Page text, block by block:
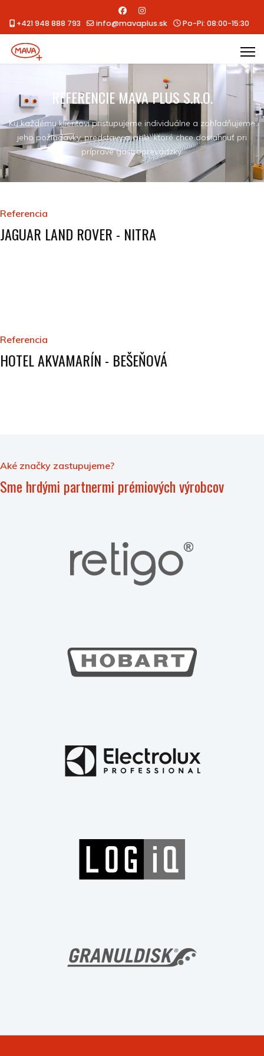
+421 948 888 793 info@mavaplus.sk Po-Pi: 08:00-15:30
REFERENCIE MAVA PLUS S.R.O.
Ku každému klientovi pristupujeme individuálne a zohľadňujeme
jeho požiadavky, predstavy a ciele, ktoré chce dosiahnuť pri
príprave gastroprevádzky.
Referencia
JAGUAR LAND ROVER - NITRA
Referencia
HOTEL AKVAMARÍN - BEŠEŇOVÁ
Aké značky zastupujeme?
Sme hrdými partnermi prémiových výrobcov